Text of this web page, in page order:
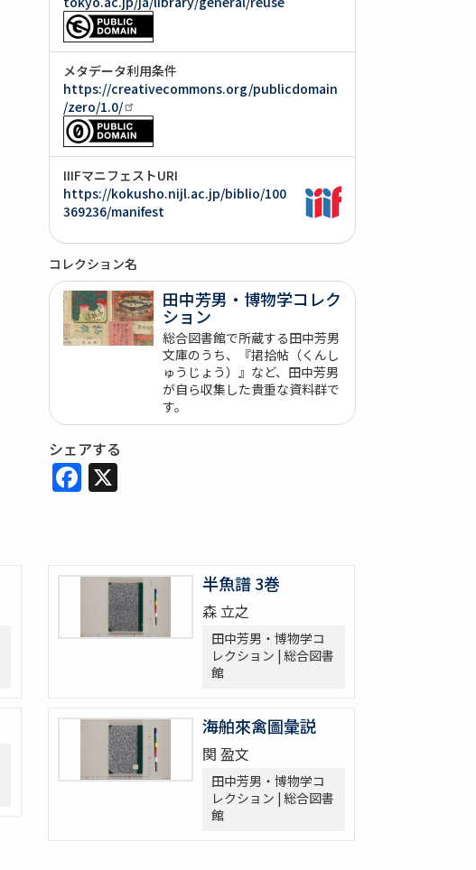
メタデータ利用条件
https://creativecommons.org/publicdomain
/zero/1.0/
IIIFマニフェストURI
https://kokusho.nijl.ac.jp/biblio/100
369236/manifest
コレクション名
田中芳男・博物学コレク
ション
総合図書館で所蔵する田中芳男
文庫のうち、『捃拾帖（くんし
ゅうじょう）』など、田中芳男
が自ら収集した貴重な資料群で
す。
シェアする
Facebook
X
半魚譜 3巻
森 立之
田中芳男・博物学コ
レクション | 総合図書
館
海舶來禽圖彙説
関 盈文
田中芳男・博物学コ
レクション | 総合図書
館